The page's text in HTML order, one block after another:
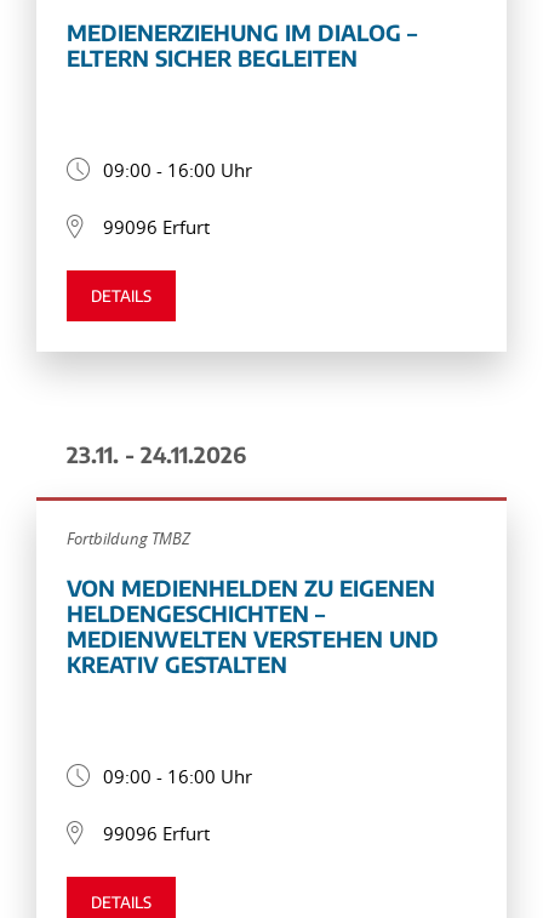
MEDIENERZIEHUNG IM DIALOG –
ELTERN SICHER BEGLEITEN
09:00 - 16:00 Uhr
99096 Erfurt
DETAILS
23.11. - 24.11.2026
Fortbildung TMBZ
VON MEDIENHELDEN ZU EIGENEN
HELDENGESCHICHTEN –
MEDIENWELTEN VERSTEHEN UND
KREATIV GESTALTEN
09:00 - 16:00 Uhr
99096 Erfurt
DETAILS